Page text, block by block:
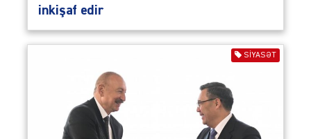
inkişaf edir
SIYASƏT